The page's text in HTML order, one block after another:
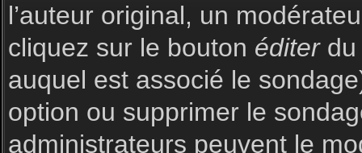
l’auteur original, un
cliquez sur le bouton éditerdu
auquel est associé le
option ou supprimer le
administrateurs peuvent le